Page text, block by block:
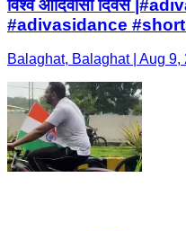
विश्व आदिवासी दिवस
#adivasidance
Balaghat, Balaghat | Aug 9,